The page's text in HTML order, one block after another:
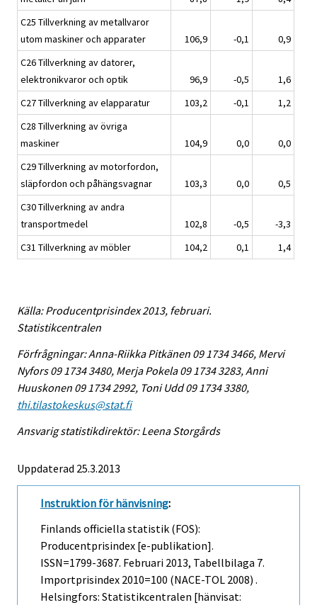
C25 Tillverkning av metallvaror
utom maskiner och apparater
106,9 -0,1
0,9
C26 Tillverkning av datorer,
elektronikvaror och optik
96,9 -0,5
1,6
C27 Tillverkning av elapparatur
103,2 -0,1
1,2
C28 Tillverkning av övriga
maskiner
104,9 0,0
0,0
C29 Tillverkning av motorfordon,
släpfordon och påhängsvagnar
103,3 0,0
0,5
C30 Tillverkning av andra
transportmedel
102,8 -0,5
-3,3
C31 Tillverkning av möbler
104,2 0,1 1,4
Källa: Producentprisindex 2013, februari.
Statistikcentralen
Förfrågningar: Anna-Riikka Pitkänen 09 1734 3466, Mervi
Nyfors 09 1734 3480, Merja Pokela 09 1734 3283, Anni
Huuskonen 09 1734 2992, Toni Udd 09 1734 3380,
thi.tilastokeskus@stat.fi
Ansvarig statistikdirektör: Leena Storgårds
Uppdaterad 25.3.2013
Instruktion för hänvisning:
Finlands officiella statistik (FOS):
Producentprisindex [e-publikation].
ISSN=1799-3687. Februari 2013, Tabellbilaga 7.
Importprisindex 2010=100 (NACE-TOL 2008) .
Helsingfors: Statistikcentralen [hänvisat: